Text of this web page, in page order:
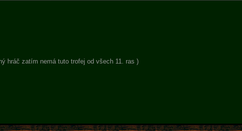
hráč zatím nemá tuto trofej od všech 11. ras )